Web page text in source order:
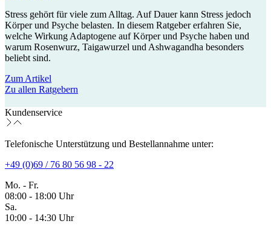
Stress gehört für viele zum Alltag. Auf Dauer kann Stress jedoch
Körper und Psyche belasten. In diesem Ratgeber erfahren Sie,
welche Wirkung Adaptogene auf Körper und Psyche haben und
warum Rosenwurz, Taigawurzel und Ashwagandha besonders
beliebt sind.
Zum Artikel
Zu allen Ratgebern
Kundenservice
Telefonische Unterstützung und Bestellannahme unter:
+49 (0)69 / 76 80 56 98 - 22
Mo. - Fr.
08:00 - 18:00 Uhr
Sa.
10:00 - 14:30 Uhr